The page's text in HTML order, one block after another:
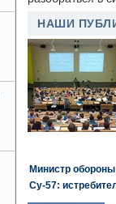
НАШИ
Министр
Су-57: